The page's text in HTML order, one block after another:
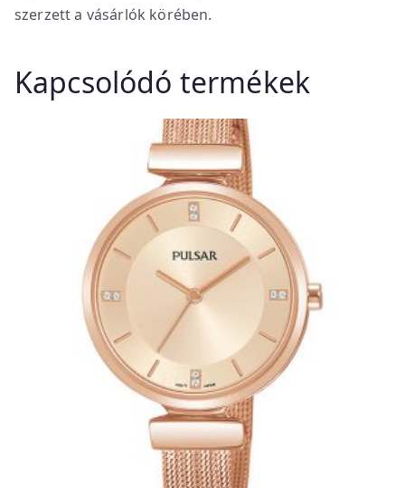
szerzett a vásárlók körében.
Kapcsolódó termékek